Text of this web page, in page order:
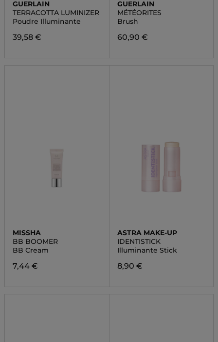
GUERLAIN
TERRACOTTA LUMINIZER
Poudre Illuminante
39,58 €
GUERLAIN
MÉTÉORITES
Brush
60,90 €
MISSHA
BB BOOMER
BB Cream
7,44 €
ASTRA MAKE-UP
IDENTISTICK
Illuminante Stick
8,90 €